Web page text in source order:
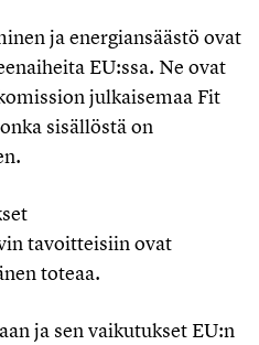
ja energiansäästö ovat
EU:ssa. Ne ovat
julkaisemaa Fit
sisällöstä on
tavoitteisiin ovat
toteaa.
ja sen vaikutukset EU:n